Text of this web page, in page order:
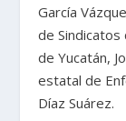
García
de
de Yucatán,
estatal de
Díaz Suárez.